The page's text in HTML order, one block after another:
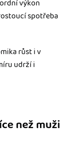
výkon
spotřeba
růst i v
udrží i
než muži